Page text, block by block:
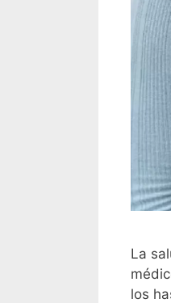
La
los